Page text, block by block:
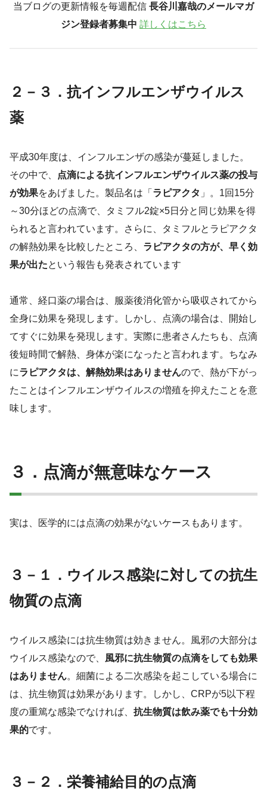
当ブログの更新情報を毎週配信 長谷川嘉哉のメールマガ
ジン登録者募集中 詳しくはこちら
２－３．抗インフルエンザウイルス
薬
平成30年度は、インフルエンザの感染が蔓延しました。
その中で、
点滴による抗インフルエンザウイルス薬の投与
が効果をあげました。製品名は「 ラピアクタ 」。1回15分
～30分ほどの点滴で、タミフル2錠×5日分と同じ効果を得
られると言われています。さらに、タミフルとラピアクタ
の解熱効果を比較したところ、 ラピアクタの方が、早く効
果が出たという報告も発表されています
通常、経口薬の場合は、服薬後消化管から吸収されてから
全身に効果を発現します。しかし、点滴の場合は、開始し
てすぐに効果を発現します。実際に患者さんたちも、点滴
後短時間で解熱、身体が楽になったと言われます。ちなみ
にラピアクタは、解熱効果はありませんので、熱が下がっ
たことはインフルエンザウイルスの増殖を抑えたことを意
味します。
３．点滴が無意味なケース
実は、医学的には点滴の効果がないケースもあります。
３－１．ウイルス感染に対しての抗生
物質の点滴
ウイルス感染には抗生物質は効きません。風邪の大部分は
ウイルス感染なので、 風邪に抗生物質の点滴をしても効果
はありません。細菌による二次感染を起こしている場合に
は、抗生物質は効果があります。しかし、CRPが5以下程
度の重篤な感染でなければ、 抗生物質は飲み薬でも十分効
果的です。
３－２．栄養補給目的の点滴